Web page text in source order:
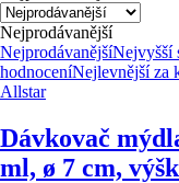
Nejprodávanější
NejprodávanějšíNejvyšší
hodnoceníNejlevnější za
Allstar
Dávkovač
ml, ø 7 cm,